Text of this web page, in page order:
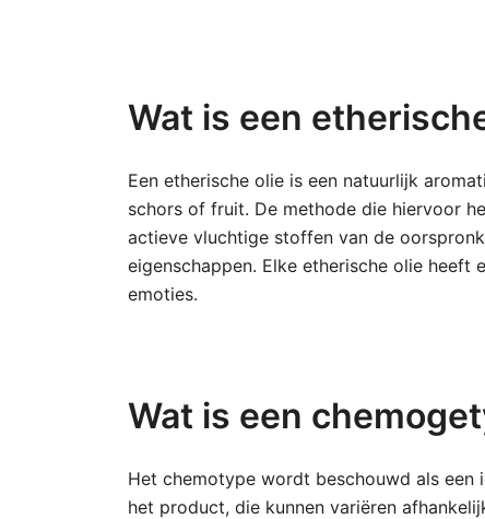
Wat is een
Een etherische olie is een natuurlijk
schors of fruit. De methode die hiervoor
actieve vluchtige stoffen van de
eigenschappen. Elke etherische olie
emoties.
Wat is een
Het chemotype wordt beschouwd als
het product, die kunnen variëren